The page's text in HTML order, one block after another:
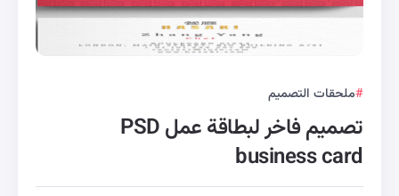
ملحقات التصميم
تصميم فاخر لبطاقة عمل PSD
business card